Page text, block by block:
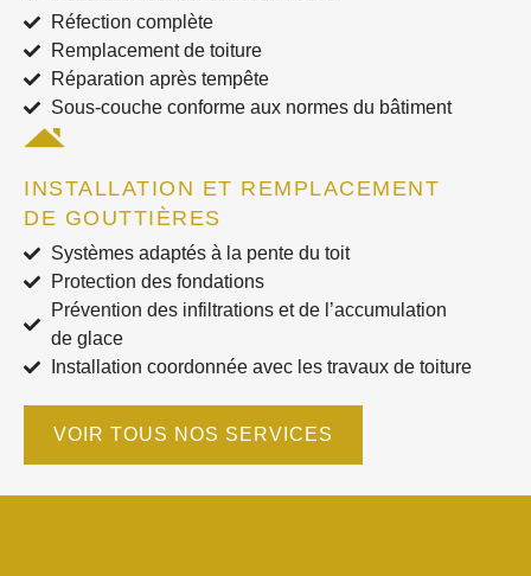
Réfection complète
Remplacement de toiture
Réparation après tempête
Sous-couche conforme aux normes du bâtiment
INSTALLATION ET REMPLACEMENT
DE GOUTTIÈRES
Systèmes adaptés à la pente du toit
Protection des fondations
Prévention des infiltrations et de l’accumulation
de glace
Installation coordonnée avec les travaux de toiture
VOIR TOUS NOS SERVICES